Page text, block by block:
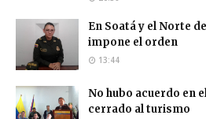
En Soatá y el Norte
impone el orden
13:44
No hubo acuerdo en
cerrado al turismo